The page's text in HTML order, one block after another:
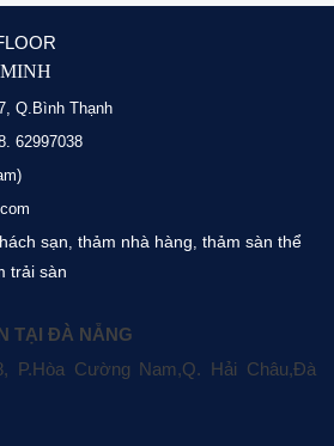
Q.Bình Thạnh
62997038
sạn, thảm nhà hàng, thảm sàn thể
trải sàn
TẠI ĐÀ NẴNG
P.Hòa Cường Nam,Q. Hải Châu,Đà